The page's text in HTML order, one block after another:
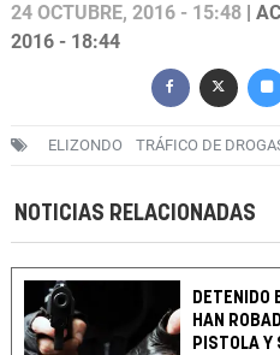
24 OCTUBRE, 2016 - 15:48 |
2016 - 18:44
ELIZONDO TRÁFICO DE
NOTICIAS RELACIONADAS
DETENIDO
HAN
PISTOLA Y